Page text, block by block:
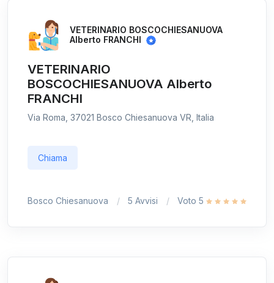
VETERINARIO BOSCOCHIESANUOVA
Alberto FRANCHI
VETERINARIO
BOSCOCHIESANUOVA Alberto
FRANCHI
Via Roma, 37021 Bosco Chiesanuova VR, Italia
Chiama
Bosco Chiesanuova 5 Avvisi Voto 5